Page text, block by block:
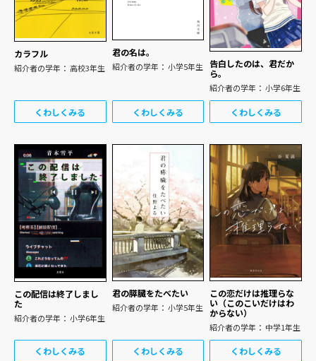
カラフル
紹介者の学年： 高校3年生
くわしくみる
君の名は。
紹介者の学年： 小学5年生
くわしくみる
告白したのは、君だか
ら。
紹介者の学年： 小学6年生
くわしくみる
この配信は終了しまし
た
紹介者の学年： 小学6年生
くわしくみる
君の膵臓をたべたい
紹介者の学年： 小学5年生
くわしくみる
この恋だけは推理らな
い（このこいだけはわ
からない）
紹介者の学年： 中学1年生
くわしくみる